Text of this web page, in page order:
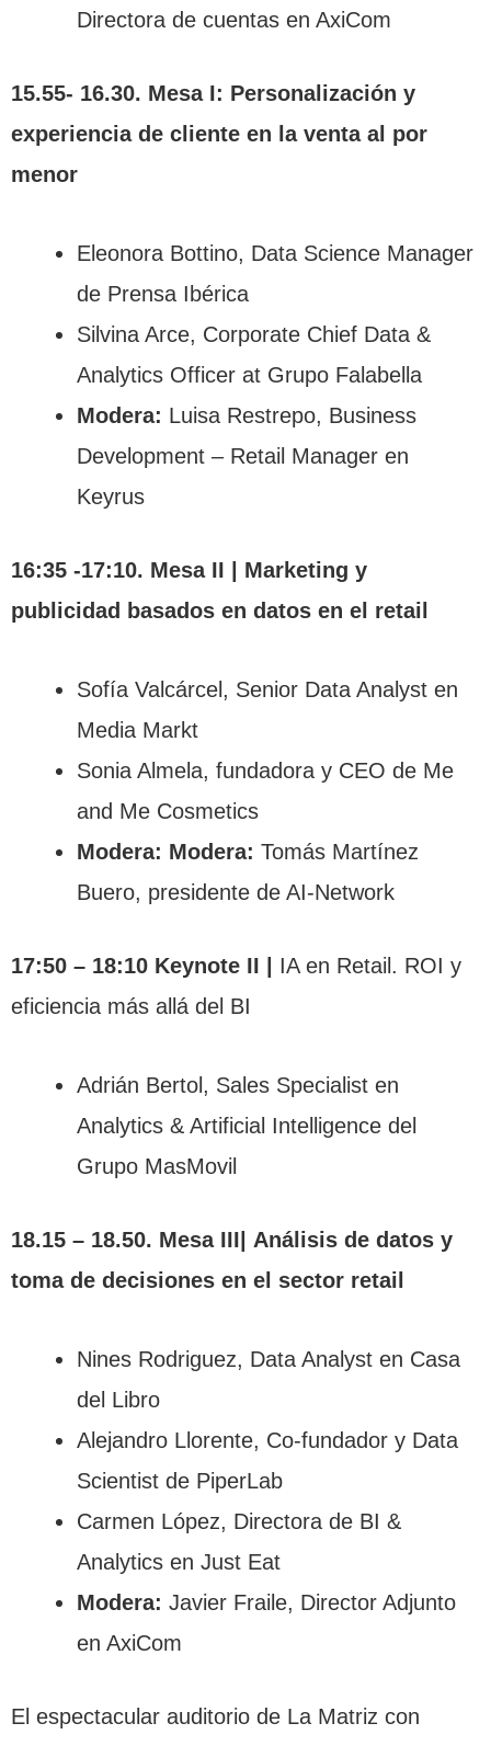
Directora de cuentas en AxiCom
15.55- 16.30. Mesa I: Personalización y
experiencia de cliente en la venta al por
menor
Eleonora Bottino, Data Science Manager
de Prensa Ibérica
Silvina Arce, Corporate Chief Data &
Analytics Officer at Grupo Falabella
Modera: Luisa Restrepo, Business
Development – Retail Manager en
Keyrus
16:35 -17:10. Mesa II | Marketing y
publicidad basados en datos en el retail
Sofía Valcárcel, Senior Data Analyst en
Media Markt
Sonia Almela, fundadora y CEO de Me
and Me Cosmetics
Modera: Modera: Tomás Martínez
Buero, presidente de AI-Network
17:50 – 18:10 Keynote II | IA en Retail. ROI y
eficiencia más allá del BI
Adrián Bertol, Sales Specialist en
Analytics & Artificial Intelligence del
Grupo MasMovil
18.15 – 18.50. Mesa III| Análisis de datos y
toma de decisiones en el sector retail
Nines Rodriguez, Data Analyst en Casa
del Libro
Alejandro Llorente, Co-fundador y Data
Scientist de PiperLab
Carmen López, Directora de BI &
Analytics en Just Eat
Modera: Javier Fraile, Director Adjunto
en AxiCom
El espectacular auditorio de La Matriz con